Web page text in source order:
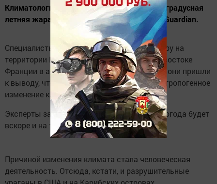
Климатологи выяснили, что к 2050 году 40-градусная
летняя жара станет нормой, сообщает The Guardian.
Специалисты исследовали аномальную жару на
территории Италии, Хорватии, а также юго-востоке
Франции в августе этого года. В результате они пришли
к выводу, что источником «пекла» стало антропогенное
изменение климата.
Эксперты заявили, что такая аномальная погода будет
вскоре и на территории всей Европы.
Причиной изменения климата стала человеческая
деятельность. Отсюда, кстати, и разрушительные